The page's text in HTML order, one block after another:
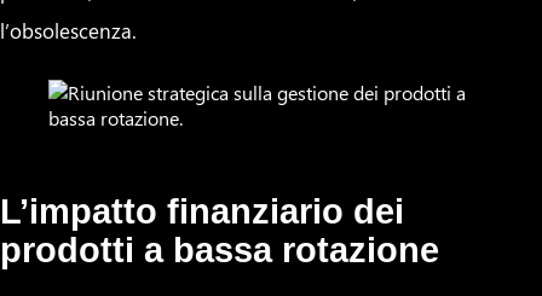
l’obsolescenza.
L’impatto finanziario dei
prodotti a bassa rotazione